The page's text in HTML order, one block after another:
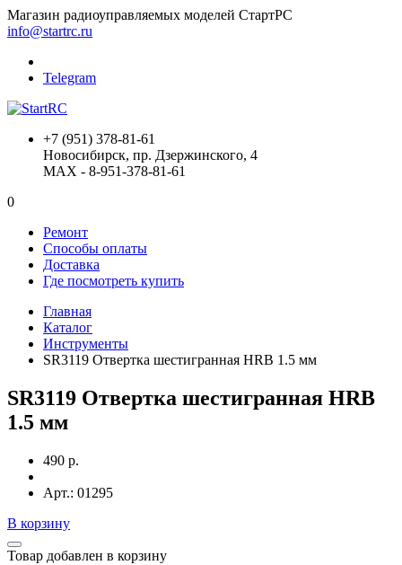
Магазин радиоуправляемых моделей СтартРС
info@startrc.ru
Telegram
+7 (951) 378-81-61
Новосибирск, пр. Дзержинского, 4
MAX - 8-951-378-81-61
0
Ремонт
Способы оплаты
Доставка
Где посмотреть купить
Главная
Каталог
Инструменты
SR3119 Отвертка шестигранная HRB 1.5 мм
SR3119 Отвертка шестигранная HRB
1.5 мм
490 р.
Арт.: 01295
В корзину
Товар добавлен в корзину